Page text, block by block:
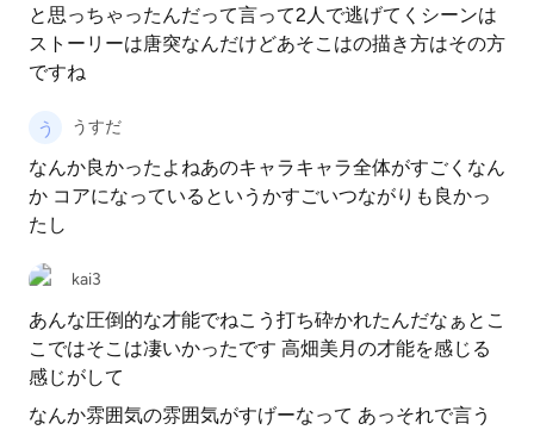
と思っちゃったんだって言って2人で逃げてくシーンは
ストーリーは唐突なんだけどあそこはの描き方はその方
ですね
うすだ
なんか良かったよねあのキャラキャラ全体がすごくなん
か コアになっているというかすごいつながりも良かっ
たし
kai3
あんな圧倒的な才能でねこう打ち砕かれたんだなぁとこ
こではそこは凄いかったです 高畑美月の才能を感じる
感じがして
なんか雰囲気の雰囲気がすげーなって あっそれで言う